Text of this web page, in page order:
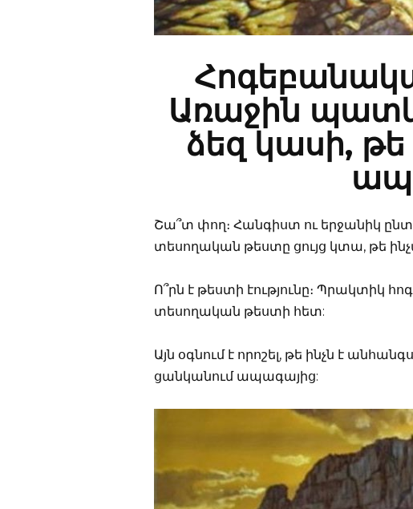
Առաջին
ձեզ կասի, թե
Շա՞տ փող։ Հանգիստ ու երջանիկ
տեսողական թեստը ցույց կտա, թե
Ո՞րն է թեստի էությունը։ Պրակտիկ
տեսողական թեստի հետ:
Այն օգնում է որոշել, թե ինչն է
ցանկանում ապագայից: